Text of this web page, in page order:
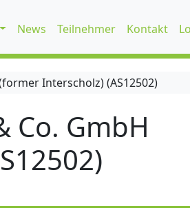
News Teilnehmer Kontakt
Interscholz) (AS12502)
Co. GmbH